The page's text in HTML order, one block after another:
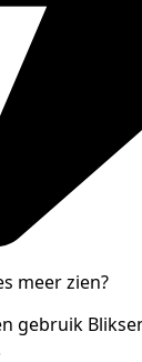
meer zien?
gebruik